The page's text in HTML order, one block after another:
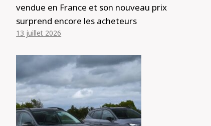
vendue en France et son nouveau prix
surprend encore les acheteurs
13 juillet 2026